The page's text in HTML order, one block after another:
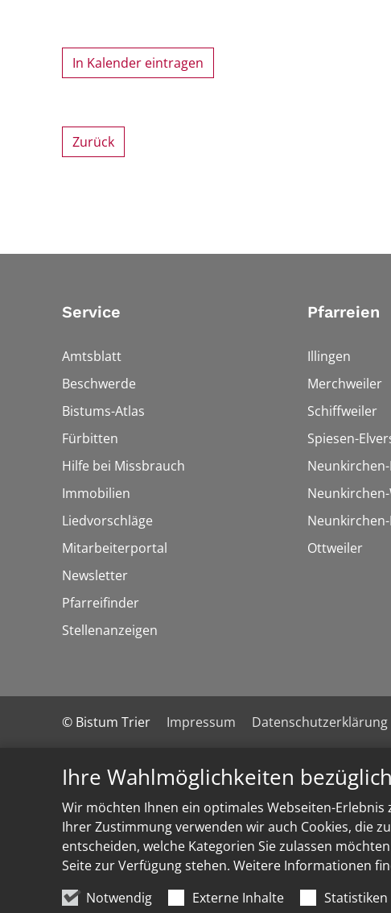
Ihre Wahlmöglichkeiten
Wir möchten Ihnen ein optimales Webseiten-
Ihrer Zustimmung verwenden wir auch Cookies, die
entscheiden, welche Kategorien Sie zulassen
Seite zur Verfügung stehen. Weitere Informationen
Notwendig
Externe Inhalte Statistiken
In Kalender eintragen
Zurück
Service
Amtsblatt
Beschwerde
Bistums-Atlas
Fürbitten
Hilfe bei Missbrauch
Immobilien
Liedvorschläge
Mitarbeiterportal
Newsletter
Pfarreifinder
Stellenanzeigen
Pfarreien
Illingen
Merchweiler
Schiffweiler
Spiesen-
Ottweiler
© Bistum Trier Impressum Datenschutzerklärung